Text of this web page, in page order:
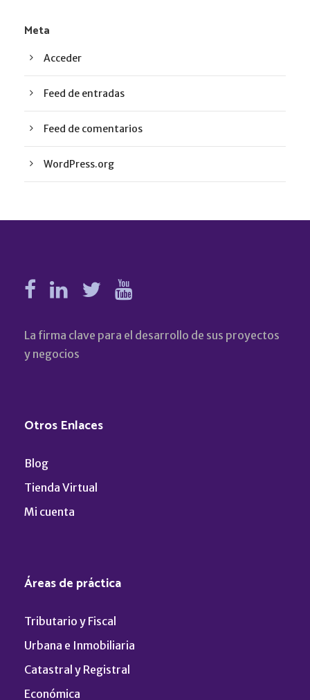
Meta
Acceder
Feed de entradas
Feed de comentarios
WordPress.org
La firma clave para el desarrollo de sus proyectos
y negocios
Otros Enlaces
Blog
Tienda Virtual
Mi cuenta
Áreas de práctica
Tributario y Fiscal
Urbana e Inmobiliaria
Catastral y Registral
Económica